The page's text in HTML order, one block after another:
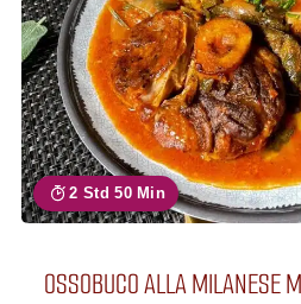
2 Std 50 Min
OSSOBUCO ALLA MILANESE